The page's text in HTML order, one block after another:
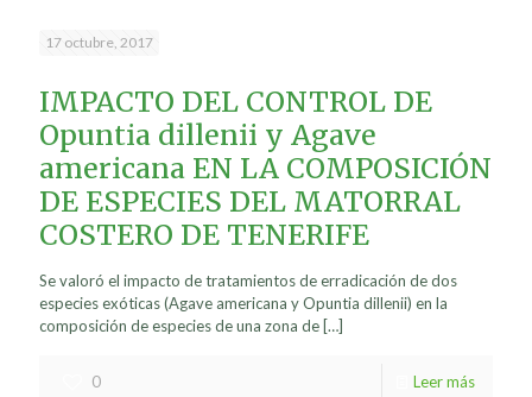
17 octubre, 2017
IMPACTO DEL CONTROL DE
Opuntia dillenii y Agave
americana EN LA COMPOSICIÓN
DE ESPECIES DEL MATORRAL
COSTERO DE TENERIFE
Se valoró el impacto de tratamientos de erradicación de dos
especies exóticas (Agave americana y Opuntia dillenii) en la
composición de especies de una zona de […]
0 Leer más